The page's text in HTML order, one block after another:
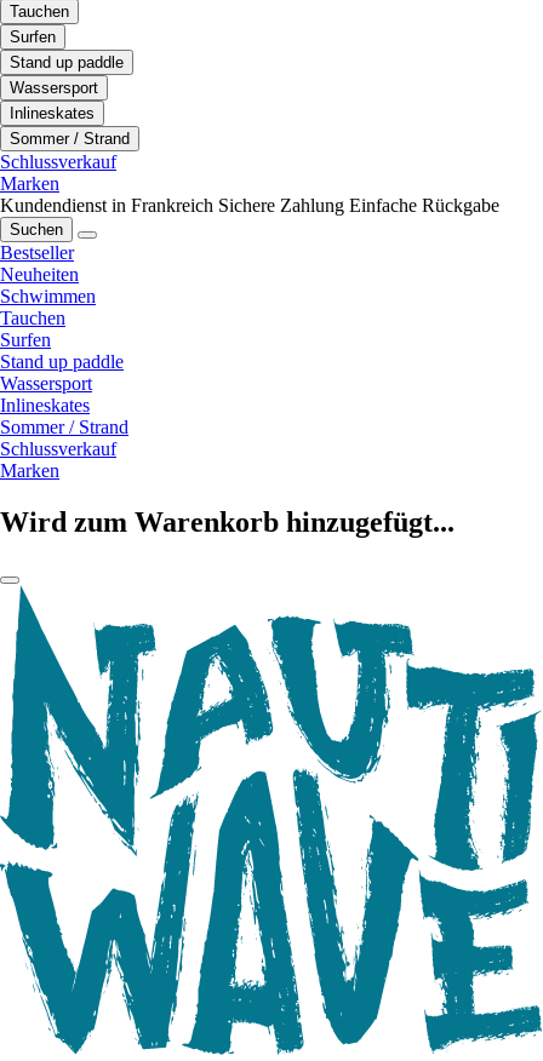
Tauchen
Surfen
Stand up paddle
Wassersport
Inlineskates
Sommer / Strand
Schlussverkauf
Marken
Kundendienst in Frankreich Sichere Zahlung Einfache Rückgabe
Suchen
Bestseller
Neuheiten
Schwimmen
Tauchen
Surfen
Stand up paddle
Wassersport
Inlineskates
Sommer / Strand
Schlussverkauf
Marken
Wird zum Warenkorb hinzugefügt...